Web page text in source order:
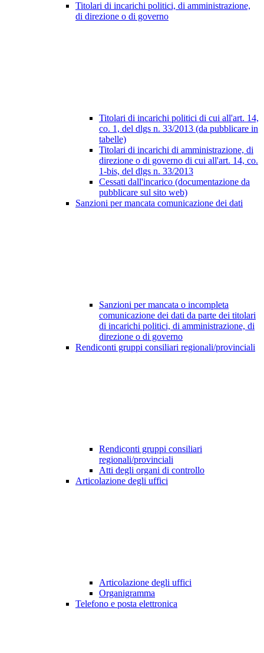
Titolari di incarichi politici, di amministrazione,
di direzione o di governo
Titolari di incarichi politici di cui all'art. 14,
co. 1, del dlgs n. 33/2013 (da pubblicare in
tabelle)
Titolari di incarichi di amministrazione, di
direzione o di governo di cui all'art. 14, co.
1-bis, del dlgs n. 33/2013
Cessati dall'incarico (documentazione da
pubblicare sul sito web)
Sanzioni per mancata comunicazione dei dati
Sanzioni per mancata o incompleta
comunicazione dei dati da parte dei titolari
di incarichi politici, di amministrazione, di
direzione o di governo
Rendiconti gruppi consiliari regionali/provinciali
Rendiconti gruppi consiliari
regionali/provinciali
Atti degli organi di controllo
Articolazione degli uffici
Articolazione degli uffici
Organigramma
Telefono e posta elettronica